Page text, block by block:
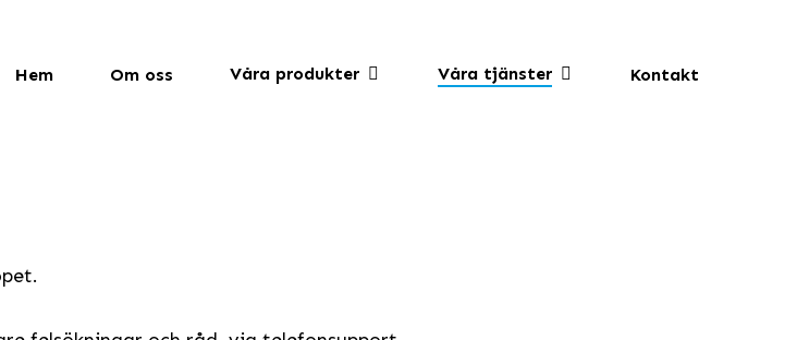
Hem Om oss Våra produkter Våra tjänster Kontakt